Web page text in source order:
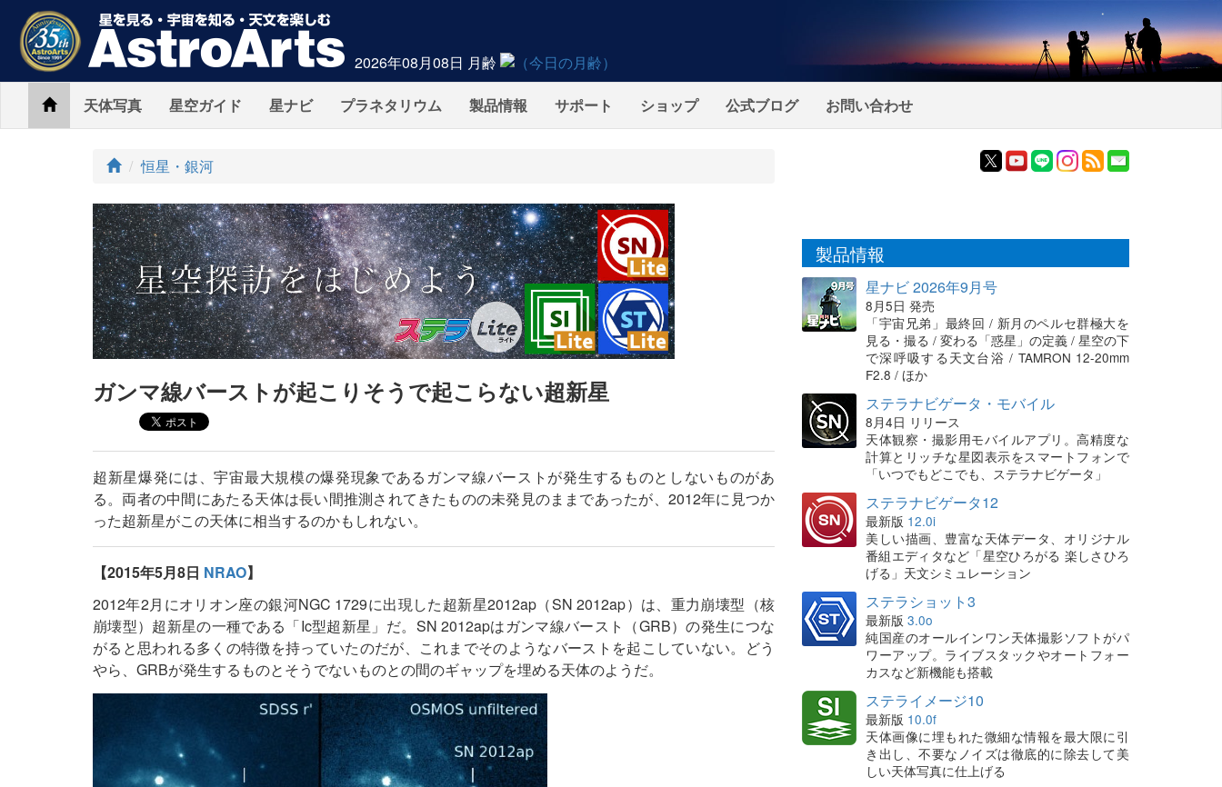
2026年08月08日 月齢
Home天体写真 星空ガイド 星ナビ プラネタリウム 製品情報 サポート ショップ 公式ブログ お問い合わせ
ト
プ
恒星・銀河
ガンマ線バーストが起こりそうで起こらない超新星
超新星爆発には、宇宙最大規模の爆発現象であるガンマ線バーストが発生するものとしないものがあ
る。両者の中間にあたる天体は長い間推測されてきたものの未発見のままであったが、2012年に見つか
った超新星がこの天体に相当するのかもしれない。
【2015年5月8日 NRAO】
2012年2月にオリオン座の銀河NGC 1729に出現した超新星2012ap（SN 2012ap）は、重力崩壊型（核
崩壊型）超新星の一種である「Ic型超新星」だ。SN 2012apはガンマ線バースト（GRB）の発生につな
がると思われる多くの特徴を持っていたのだが、これまでそのようなバーストを起こしていない。どう
やら、GRBが発生するものとそうでないものとの間のギャップを埋める天体のようだ。
製品情報
星ナビ 2026年9月号
8月5日 発売
「宇宙兄弟」最終回 / 新月のペルセ群極大を
見る・撮る / 変わる「惑星」の定義 / 星空の下
で深呼吸する天文台浴 / TAMRON 12-20mm
F2.8 / ほか
ステラナビゲータ・モバイル
8月4日 リリース
天体観察・撮影用モバイルアプリ。高精度な
計算とリッチな星図表示をスマートフォンで
「いつでもどこでも、ステラナビゲータ」
ステラナビゲータ12
最新版 12.0i
美しい描画、豊富な天体データ、オリジナル
番組エディタなど「星空ひろがる 楽しさひろ
げる」天文シミュレーション
ステラショット3
最新版 3.0o
純国産のオールインワン天体撮影ソフトがパ
ワーアップ。ライブスタックやオートフォー
カスなど新機能も搭載
ステライメージ10
最新版 10.0f
天体画像に埋もれた微細な情報を最大限に引
き出し、不要なノイズは徹底的に除去して美
しい天体写真に仕上げる